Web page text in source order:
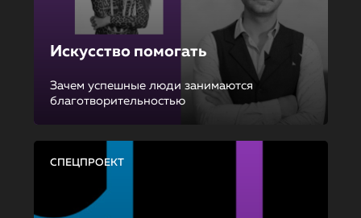
Искусство помогать
Зачем успешные люди занимаются
благотворительностью
СПЕЦПРОЕКТ